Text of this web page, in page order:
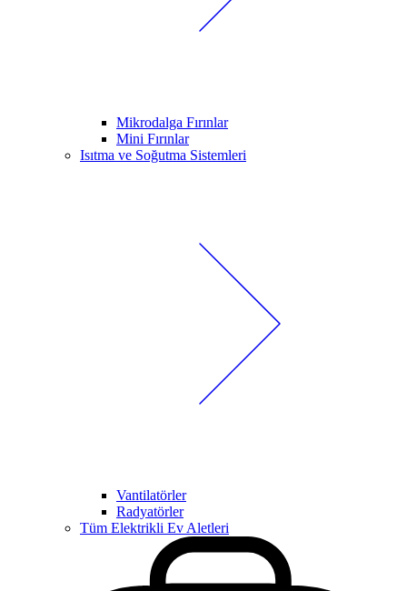
Mikrodalga Fırınlar
Mini Fırınlar
Isıtma ve Soğutma Sistemleri
Vantilatörler
Radyatörler
Tüm Elektrikli Ev Aletleri